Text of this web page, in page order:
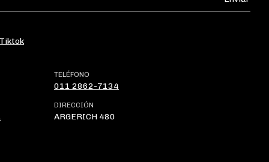
Tiktok
TELÉFONO
011 2862-7134
DIRECCIÓN
ARGERICH 480